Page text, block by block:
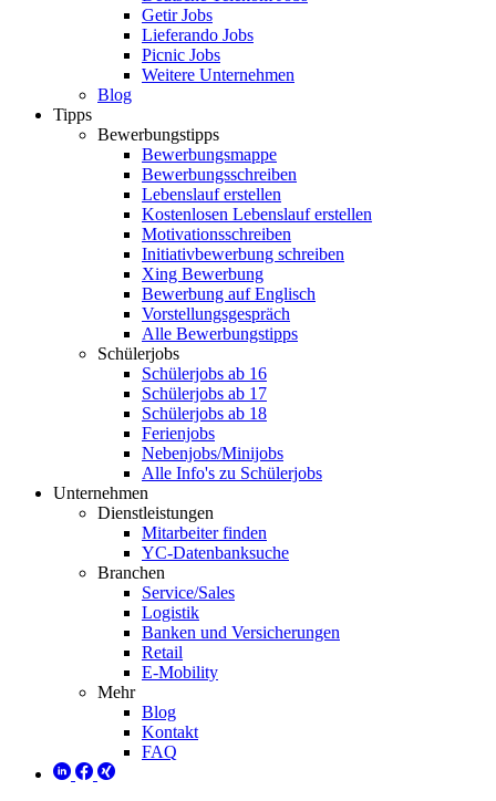
Getir Jobs
Lieferando Jobs
Picnic Jobs
Weitere Unternehmen
Blog
Tipps
Bewerbungstipps
Bewerbungsmappe
Bewerbungsschreiben
Lebenslauf erstellen
Kostenlosen Lebenslauf erstellen
Motivationsschreiben
Initiativbewerbung schreiben
Xing Bewerbung
Bewerbung auf Englisch
Vorstellungsgespräch
Alle Bewerbungstipps
Schülerjobs
Schülerjobs ab 16
Schülerjobs ab 17
Schülerjobs ab 18
Ferienjobs
Nebenjobs/Minijobs
Alle Info's zu Schülerjobs
Unternehmen
Dienstleistungen
Mitarbeiter finden
YC-Datenbanksuche
Branchen
Service/Sales
Logistik
Banken und Versicherungen
Retail
E-Mobility
Mehr
Blog
Kontakt
FAQ